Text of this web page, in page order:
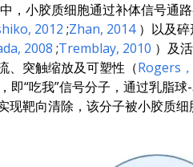
，小胶质细胞通过补体信号通
, 2012 ;Zhan, 2014 ）以及碎
, 2008 ;Tremblay, 2010 ）及
、突触缩放及可塑性（Rogers
即“吃我”信号分子，通过乳脂
现靶向清除，该分子被小胶质